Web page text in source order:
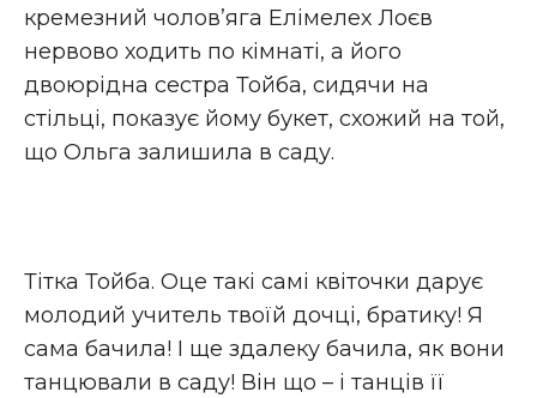
кремезний чолов’яга Елімелех Лоєв
нервово ходить по кімнаті, а його
двоюрідна сестра Тойба, сидячи на
стільці, показує йому букет, схожий на той,
що Ольга залишила в саду.
Тітка Тойба. Оце такі самі квіточки дарує
молодий учитель твоїй дочці, братику! Я
сама бачила! І ще здалеку бачила, як вони
танцювали в саду! Він що – і танців її